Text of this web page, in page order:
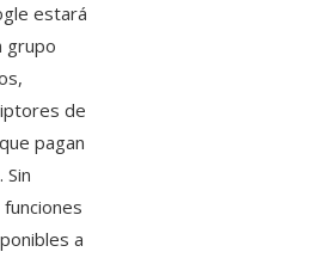
estará
grupo
de
pagan
a